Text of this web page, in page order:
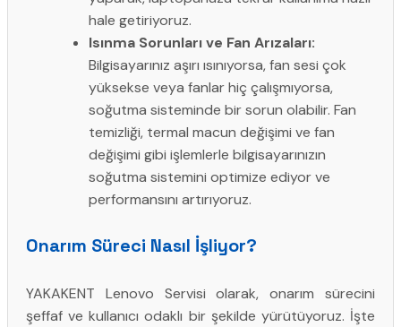
hale getiriyoruz.
Isınma Sorunları ve Fan Arızaları:
Bilgisayarınız aşırı ısınıyorsa, fan sesi çok
yüksekse veya fanlar hiç çalışmıyorsa,
soğutma sisteminde bir sorun olabilir. Fan
temizliği, termal macun değişimi ve fan
değişimi gibi işlemlerle bilgisayarınızın
soğutma sistemini optimize ediyor ve
performansını artırıyoruz.
Onarım Süreci Nasıl İşliyor?
YAKAKENT Lenovo Servisi olarak, onarım sürecini
şeffaf ve kullanıcı odaklı bir şekilde yürütüyoruz. İşte